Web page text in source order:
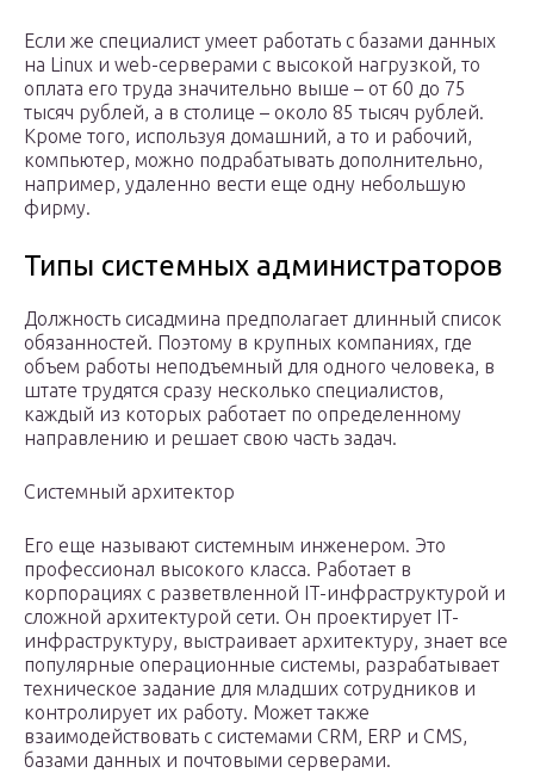
Если же специалист умеет работать с базами данных
на Linux и web-серверами с высокой нагрузкой, то
оплата его труда значительно выше – от 60 до 75
тысяч рублей, а в столице – около 85 тысяч рублей.
Кроме того, используя домашний, а то и рабочий,
компьютер, можно подрабатывать дополнительно,
например, удаленно вести еще одну небольшую
фирму.
Типы системных администраторов
Должность сисадмина предполагает длинный список
обязанностей. Поэтому в крупных компаниях, где
объем работы неподъемный для одного человека, в
штате трудятся сразу несколько специалистов,
каждый из которых работает по определенному
направлению и решает свою часть задач.
Системный архитектор
Его еще называют системным инженером. Это
профессионал высокого класса. Работает в
корпорациях с разветвленной IT-инфраструктурой и
сложной архитектурой сети. Он проектирует IT-
инфраструктуру, выстраивает архитектуру, знает все
популярные операционные системы, разрабатывает
техническое задание для младших сотрудников и
контролирует их работу. Может также
взаимодействовать с системами CRM, ERP и CMS,
базами данных и почтовыми серверами.